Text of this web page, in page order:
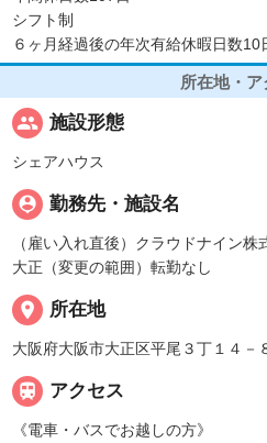
シフト制
６ヶ月経過後の年次有給休暇日数10
所在地・ア
people 施設形態
シェアハウス
person_pin 勤務先・施設名
（雇い入れ直後）クラウドナイン
大正（変更の範囲）転勤なし
place 所在地
大阪府大阪市大正区平尾３丁１４－
 アクセス
《電車・バスでお越しの方》